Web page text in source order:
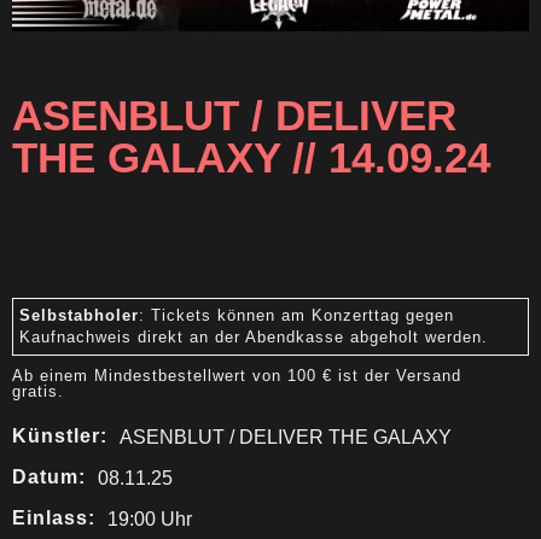
ASENBLUT / DELIVER
THE GALAXY // 14.09.24
Selbstabholer: Tickets können am Konzerttag gegen
Kaufnachweis direkt an der Abendkasse abgeholt werden.
Ab einem Mindestbestellwert von 100 € ist der Versand
gratis.
Künstler:
ASENBLUT / DELIVER THE GALAXY
Datum:
08.11.25
Einlass:
19:00 Uhr